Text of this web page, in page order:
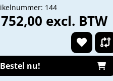
144
excl. BTW
Bestel nu!